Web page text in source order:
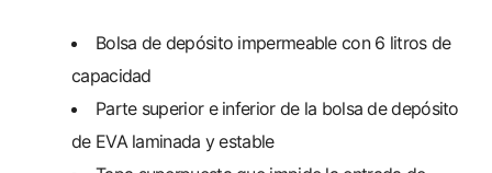
Bolsa de depósito impermeable con 6 litros de
capacidad
Parte superior e inferior de la bolsa de depósito
de EVA laminada y estable